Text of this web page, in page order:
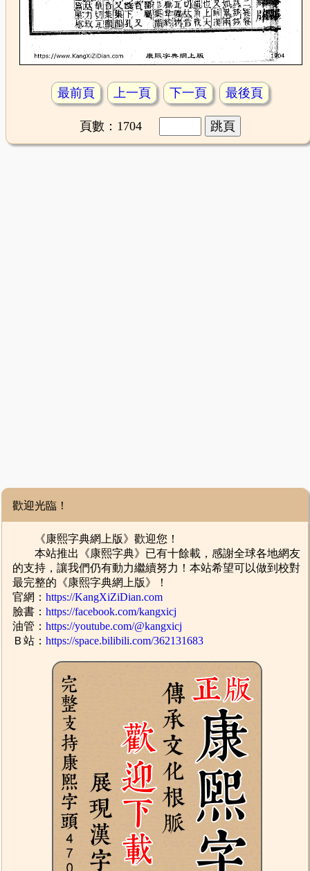
最前頁 上一頁 下一頁 最後頁
頁數：1704
歡迎光臨！
《康熙字典網上版》歡迎您！
本站推出《康熙字典》已有十餘載，感謝全球各地網友
的支持，讓我們仍有動力繼續努力！本站希望可以做到校對
最完整的《康熙字典網上版》！
官網：https://KangXiZiDian.com
臉書：https://facebook.com/kangxicj
油管：https://youtube.com/@kangxicj
Ｂ站：https://space.bilibili.com/362131683